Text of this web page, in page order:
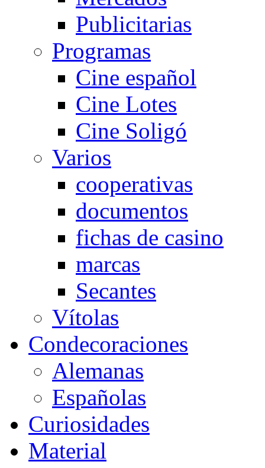
Publicitarias
Programas
Cine español
Cine Lotes
Cine Soligó
Varios
cooperativas
documentos
fichas de casino
marcas
Secantes
Vítolas
Condecoraciones
Alemanas
Españolas
Curiosidades
Material